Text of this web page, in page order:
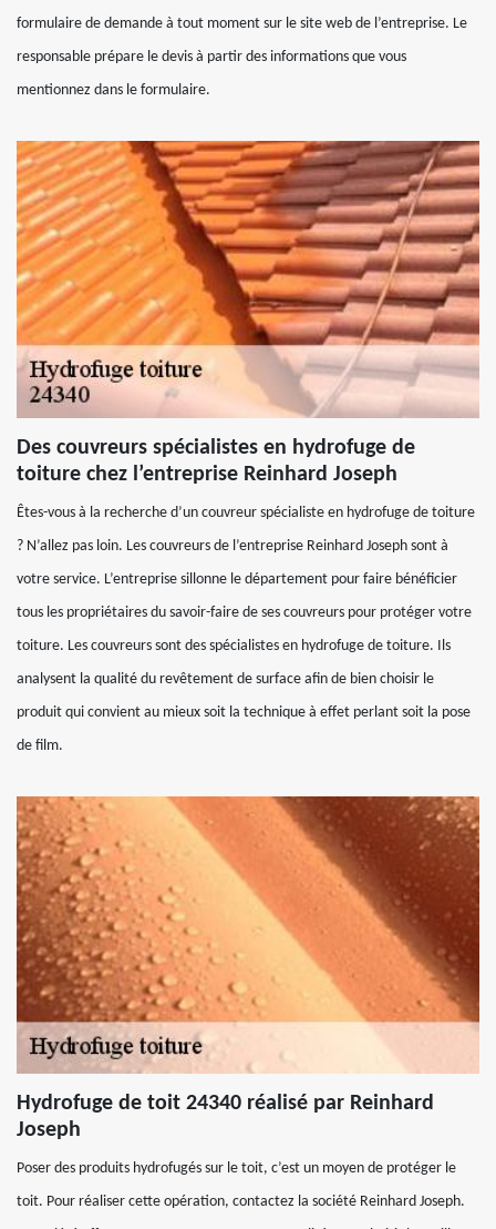
formulaire de demande à tout moment sur le site web de l’entreprise. Le
responsable prépare le devis à partir des informations que vous
mentionnez dans le formulaire.
Des couvreurs spécialistes en hydrofuge de
toiture chez l’entreprise Reinhard Joseph
Êtes-vous à la recherche d’un couvreur spécialiste en hydrofuge de toiture
? N’allez pas loin. Les couvreurs de l’entreprise Reinhard Joseph sont à
votre service. L’entreprise sillonne le département pour faire bénéficier
tous les propriétaires du savoir-faire de ses couvreurs pour protéger votre
toiture. Les couvreurs sont des spécialistes en hydrofuge de toiture. Ils
analysent la qualité du revêtement de surface afin de bien choisir le
produit qui convient au mieux soit la technique à effet perlant soit la pose
de film.
Hydrofuge de toit 24340 réalisé par Reinhard
Joseph
Poser des produits hydrofugés sur le toit, c’est un moyen de protéger le
toit. Pour réaliser cette opération, contactez la société Reinhard Joseph.